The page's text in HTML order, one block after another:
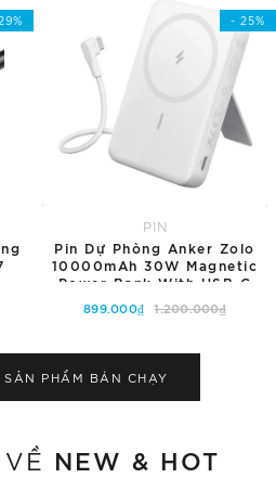
- 25%
PIN
Pin Dự Phòng Anker Zolo
10000mAh 30W Magnetic
Power Bank With USB C
899.000₫ 1.200.000₫
PHẨM BÁN CHẠY
NEW & HOT